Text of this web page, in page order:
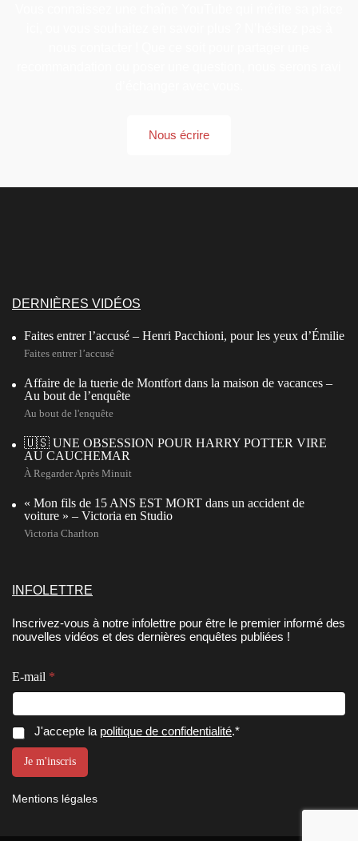
Nous écrire
DERNIÈRES VIDÉOS
Faites entrer l’accusé – Henri Pacchioni, pour les yeux d’Émilie
Faites entrer l’accusé
Affaire de la tuerie de Montfort dans la maison de vacances –
Au bout de l’enquête
Au bout de l'enquête
🇺🇸 UNE OBSESSION POUR HARRY POTTER VIRE
AU CAUCHEMAR
À Regarder Après Minuit
« Mon fils de 15 ANS EST MORT dans un accident de
voiture » – Victoria en Studio
Victoria Charlton
INFOLETTRE
Inscrivez-vous à notre infolettre pour être le premier informé des
nouvelles vidéos et des dernières enquêtes publiées !
C
o
s
e
n
t
m
e
n
E-mail *
C
o
s
e
n
J'accepte la politique de confidentialité.*
Je m'inscris
Mentions légales